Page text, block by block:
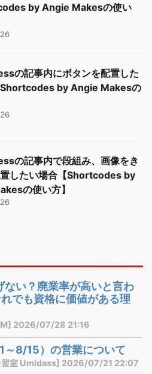
by Angie Makesの使い
の記事内にボタンを配置した
Shortcodes by Angie Makesの
の記事内で段組み、画像をき
したい場合【Shortcodes by
の使い方】
ない？廃業率が高いと言わ
でも資格に価値がある理
2026/07/28 21:16
8/15）の営業について
習室 Umidass] 2026/07/21 22:07